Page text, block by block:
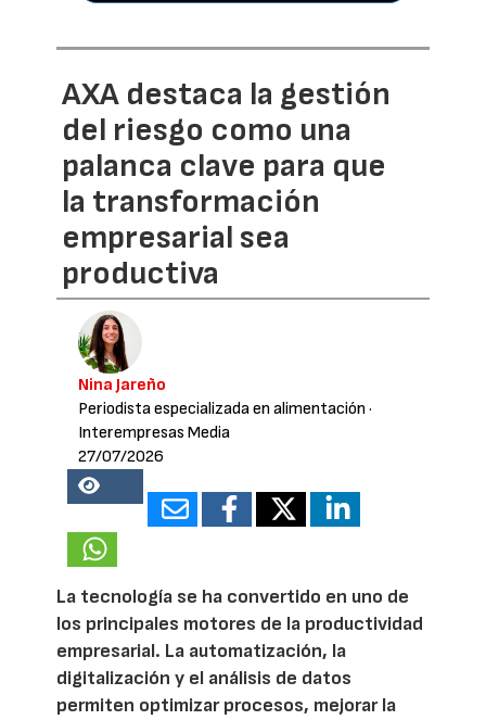
AXA destaca la gestión
del riesgo como una
palanca clave para que
la transformación
empresarial sea
productiva
Nina Jareño
Periodista especializada en alimentación ·
Interempresas Media
27/07/2026
16480
La tecnología se ha convertido en uno de
los principales motores de la productividad
empresarial. La automatización, la
digitalización y el análisis de datos
permiten optimizar procesos, mejorar la